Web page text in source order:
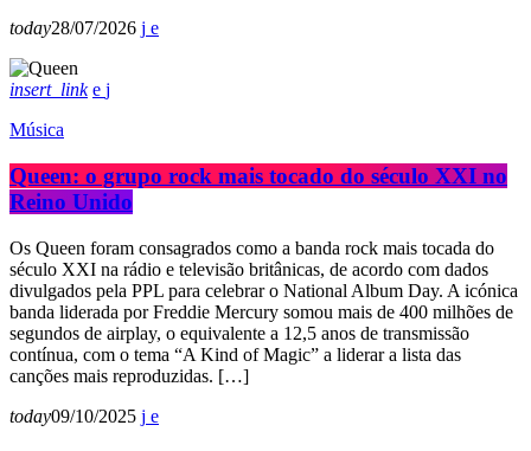
today28/07/2026
insert_link
Música
Queen: o grupo rock mais tocado do século XXI no
Reino Unido
Os Queen foram consagrados como a banda rock mais tocada do
século XXI na rádio e televisão britânicas, de acordo com dados
divulgados pela PPL para celebrar o National Album Day. A icónica
banda liderada por Freddie Mercury somou mais de 400 milhões de
segundos de airplay, o equivalente a 12,5 anos de transmissão
contínua, com o tema “A Kind of Magic” a liderar a lista das
canções mais reproduzidas. […]
today09/10/2025